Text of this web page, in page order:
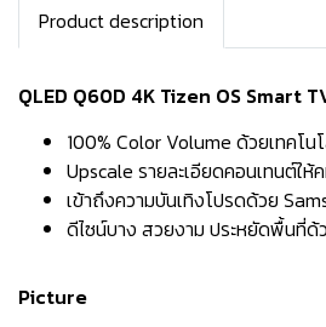
Product description
QLED Q60D 4K Tizen OS Smart
100% Color Volume ด้วยเทคโ
Upscale รายละเอียดคอนเทนต์ให้
เข้าถึงความบันเทิงโปรดด้วย
ดีไซน์บาง สวยงาม ประหยัดพื้นที่ด้
Picture